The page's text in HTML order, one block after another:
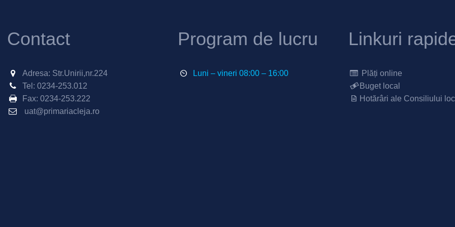
Contact
Adresa: Str.Unirii,nr.224
Tel: 0234-253.012
Fax: 0234-253.222
uat@primariacleja.ro
Program de lucru
Luni – vineri 08:00 – 16:00
Linkuri
Plăți online
Buget local
Hotărâri ale Consiliului